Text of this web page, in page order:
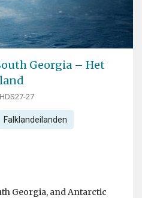
Georgia – Het
27
Falklandeilanden
Georgia, and Antarctic